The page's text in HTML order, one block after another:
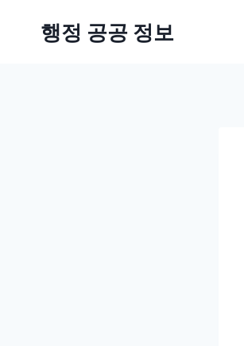
행정 공공 정보